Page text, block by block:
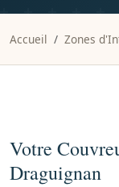
Accueil Zones
Votre
Draguignan